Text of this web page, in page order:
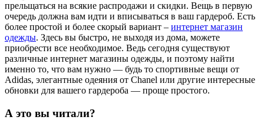
прельщаться на всякие распродажи и скидки. Вещь в первую
очередь должна вам идти и вписываться в ваш гардероб. Есть
более простой и более скорый вариант – интернет магазин
одежды. Здесь вы быстро, не выходя из дома, можете
приобрести все необходимое. Ведь сегодня существуют
различные интернет магазины одежды, и поэтому найти
именно то, что вам нужно — будь то спортивные вещи от
Adidas, элегантные одеяния от Сhanel или другие интересные
обновки для вашего гардероба — проще простого.
А это вы читали?